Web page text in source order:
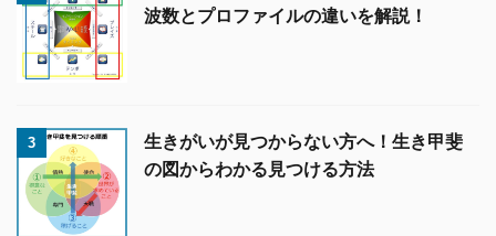
波数とプロファイルの違いを解説！
3
生きがいが見つからない方へ！生き甲斐
の図からわかる見つける方法